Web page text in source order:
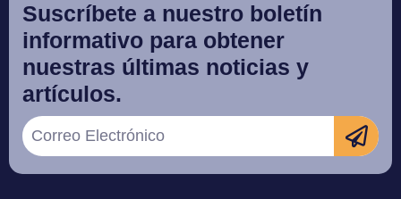
Suscríbete a nuestro boletín
informativo para obtener
nuestras últimas noticias y
artículos.